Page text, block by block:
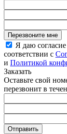
Перезвоните мне
Я даю
соответствии с
и Политикой
Заказать
Оставьте свой
перезвонит в
Отправить